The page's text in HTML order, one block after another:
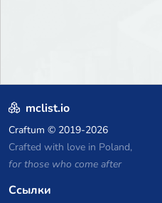
mclist.io
Craftum © 2019-2026
Crafted with love in Poland,
for those who come after
Ссылки